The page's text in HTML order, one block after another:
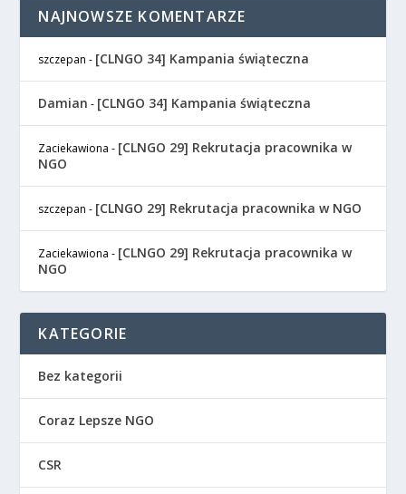
NAJNOWSZE KOMENTARZE
szczepan - [CLNGO 34] Kampania świąteczna
Damian - [CLNGO 34] Kampania świąteczna
Zaciekawiona - [CLNGO 29] Rekrutacja pracownika w
NGO
szczepan - [CLNGO 29] Rekrutacja pracownika w NGO
Zaciekawiona - [CLNGO 29] Rekrutacja pracownika w
NGO
KATEGORIE
Bez kategorii
Coraz Lepsze NGO
CSR